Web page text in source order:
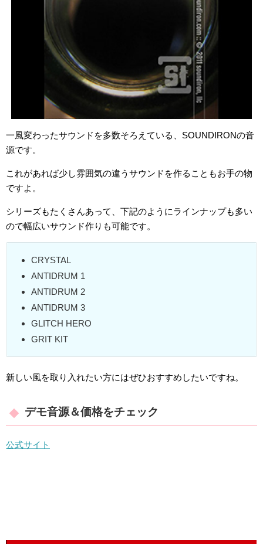
一風変わったサウンドを多数そろえている、SOUNDIRONの音
源です。
これがあれば少し雰囲気の違うサウンドを作ることもお手の物
ですよ。
シリーズもたくさんあって、下記のようにラインナップも多い
ので幅広いサウンド作りも可能です。
CRYSTAL
ANTIDRUM 1
ANTIDRUM 2
ANTIDRUM 3
GLITCH HERO
GRIT KIT
新しい風を取り入れたい方にはぜひおすすめしたいですね。
デモ音源＆価格をチェック
公式サイト